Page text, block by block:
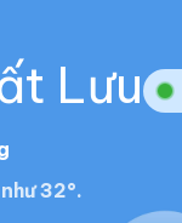
Lưu
32°.